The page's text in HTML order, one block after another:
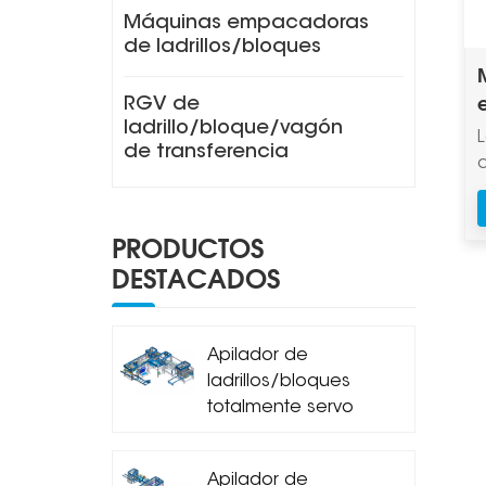
Máquinas empacadoras
de ladrillos/bloques
RGV de
ladrillo/bloque/vagón
de transferencia
PRODUCTOS
DESTACADOS
Apilador de
ladrillos/bloques
totalmente servo
Apilador de